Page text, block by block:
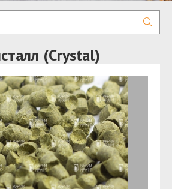
(Crystal)